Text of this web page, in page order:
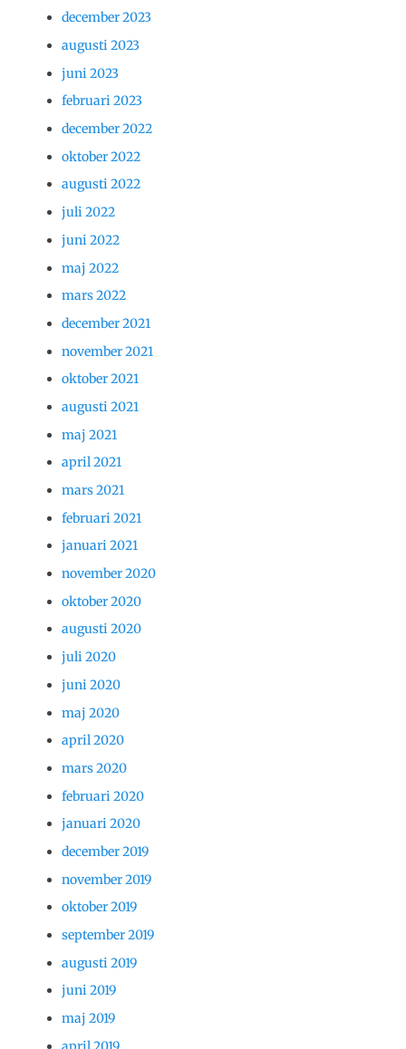
december 2023
augusti 2023
juni 2023
februari 2023
december 2022
oktober 2022
augusti 2022
juli 2022
juni 2022
maj 2022
mars 2022
december 2021
november 2021
oktober 2021
augusti 2021
maj 2021
april 2021
mars 2021
februari 2021
januari 2021
november 2020
oktober 2020
augusti 2020
juli 2020
juni 2020
maj 2020
april 2020
mars 2020
februari 2020
januari 2020
december 2019
november 2019
oktober 2019
september 2019
augusti 2019
juni 2019
maj 2019